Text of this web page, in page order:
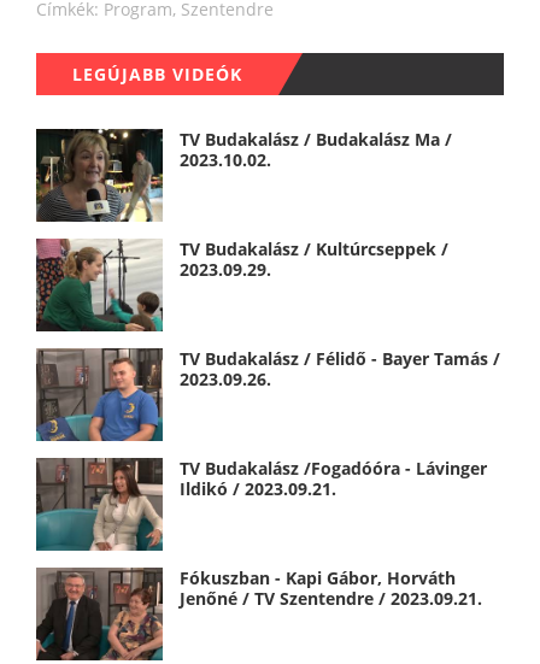
Címkék: Program, Szentendre
LEGÚJABB VIDEÓK
TV Budakalász / Budakalász Ma /
2023.10.02.
TV Budakalász / Kultúrcseppek /
2023.09.29.
TV Budakalász / Félidő - Bayer Tamás /
2023.09.26.
TV Budakalász /Fogadóóra - Lávinger
Ildikó / 2023.09.21.
Fókuszban - Kapi Gábor, Horváth
Jenőné / TV Szentendre / 2023.09.21.